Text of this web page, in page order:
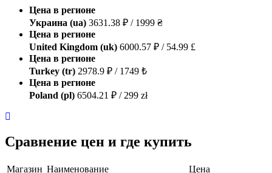
Цена в регионе
Украина (ua) 3631.38 ₽ / 1999 ₴
Цена в регионе
United Kingdom (uk) 6000.57 ₽ / 54.99 £
Цена в регионе
Turkey (tr) 2978.9 ₽ / 1749 ₺
Цена в регионе
Poland (pl) 6504.21 ₽ / 299 zł
Сравнение цен и где купить
Магазин Наименование Цена